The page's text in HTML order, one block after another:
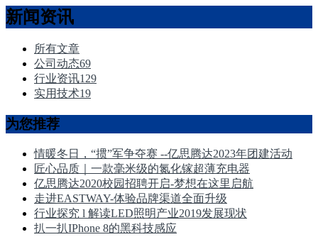
新闻资讯
所有文章
公司动态69
行业资讯129
实用技术19
为您推荐
情暖冬日，“掼”军争夺赛 --亿思腾达2023年团建活动
匠心品质｜一款毫米级的氮化镓超薄充电器
亿思腾达2020校园招聘开启-梦想在这里启航
走进EASTWAY-体验品牌渠道全面升级
行业探究 l 解读LED照明产业2019发展现状
扒一扒IPhone 8的黑科技感应